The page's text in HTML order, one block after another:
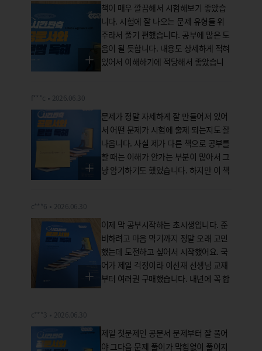
매우 깔끔하게 잘 되더군요 어떻게 공부
해야 하는지에 대해서 체계적으로 감이
잡혀서 공부하는 학생들이 항상 자신감
을 유지할 수 있도록 공부하기 좋은 문제
가 많이 있어서 학생들에게 큰 힘이 될
것이라고 생각합니다. 정말 좋은 책을 만
책이 매우 깔끔해서 시험해보기 좋았습
니다. 시험에 잘 나오는 문제 유형들 위
주라서 풀기 편했습니다. 공부에 많은 도
움이 될 듯합니다. 내용도 상세하게 적혀
있어서 이해하기에 적당해서 좋았습니
다. 책을 볼때 전혀 의문점이 생기지 않
없었습니다. 덕분에 공부에 용기를 얻었
습니다. 또한 문제의 정리가 매우 잘 되
어있고 시험에서 출제되는 문제까지 알
려주시면서 범위가 넓어서 어떻게 공부
해야할지 몰랐던 저에게 많은 도움이 되
었습니다. 감사합니다.
f***c 2026.06.30
문제가 정말 자세하게 잘 만들어져 있어
서 어떤 문제가 시험에 출제 되는지도 잘
나옵니다. 사실 제가 다른 책으로 공부를
할 때는 이해가 안가는 부분이 많아서 그
냥 암기하기도 했었습니다. 하지만 이 책
은 시험에 잘 나오는 내용을 매우 쉽게
습니다. 왜 이런 문제가 시험에 출제 되
는 지까지 상세하게 이해가 잘 되어서 암
기가 아닌 이해라 정말 편하게 문제를 풀
었습니다. 문제도 시험과 유사하고 내용
도 알차고 정확해서 좋았습니다. 문제푸
는데 도움이 정말 잘 되었고요 책을 보면
c***6 2026.06.30
이제 막 공부시작하는 초시생입니다. 준
비하려고 마음 먹기까지 정말 오래 고민
했는데 도전하고 싶어서 시작했어요. 국
어가 제일 걱정이라 이선재 선생님 교재
부터 여러권 구매했습니다. 내년에 꼭 합
격하고 싶어요. 강의 잘 수강하겠습니다
c***3 2026.06.30
제일 첫문제인 공문서 문제부터 잘 풀어
야 그다음 문제 풀이가 막힘없이 풀어지